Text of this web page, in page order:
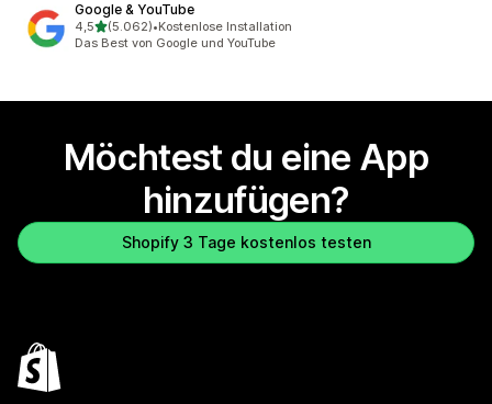
Google & YouTube
4,5von 5 Sternen
(5.062)
5062 Rezensionen insgesamt
•Kostenlose Installation
Das Best von Google und YouTube
Möchtest du eine App
hinzufügen?
Shopify 3 Tage kostenlos testen